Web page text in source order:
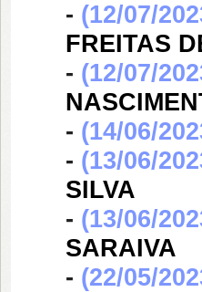
- (12/07/
FREITAS
- (12/07/
- (14/06/
- (13/06/
SILVA
- (13/06/
SARAIVA
- (22/05/